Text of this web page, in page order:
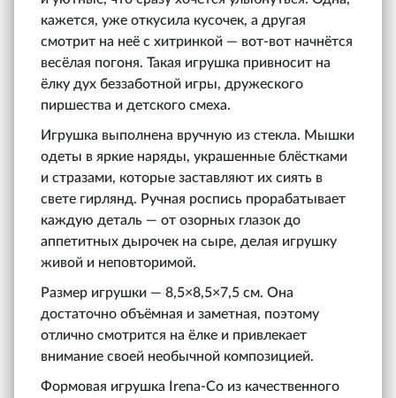
кажется, уже откусила кусочек, а другая
смотрит на неё с хитринкой — вот-вот начнётся
весёлая погоня. Такая игрушка привносит на
ёлку дух беззаботной игры, дружеского
пиршества и детского смеха.
Игрушка выполнена вручную из стекла. Мышки
одеты в яркие наряды, украшенные блёстками
и стразами, которые заставляют их сиять в
свете гирлянд. Ручная роспись прорабатывает
каждую деталь — от озорных глазок до
аппетитных дырочек на сыре, делая игрушку
живой и неповторимой.
Размер игрушки — 8,5×8,5×7,5 см. Она
достаточно объёмная и заметная, поэтому
отлично смотрится на ёлке и привлекает
внимание своей необычной композицией.
Формовая игрушка Irena‑Co из качественного